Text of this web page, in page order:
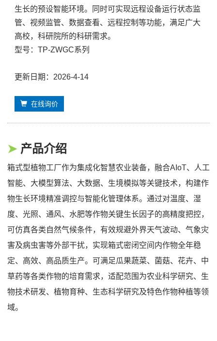
生长的预设智能环境。同时可实现远程设备运行状态监
管、视频监管、数据查看、远程控制等功能，满足广大
高校，科研院所的科研需求。
型号：TP-ZWGC系列
更新日期：2026-4-14
在线询价
➤ 产品介绍
箱式型植物工厂作为集成化智慧农业装备，融合AIoT、人工
智能、大模型算法、大数据、生境模拟等关键技术，构建作
物生长环境精准调控与智能化管理体系。通过对温度、湿
度、光照、通风、水肥等作物关键生长因子的高精度把控，
可仿真各类自然气候条件，有效规避外界天气波动、气象灾
害及病虫害等外部干扰，实现箱式密闭空间内作物全年稳
定、高效、高品质生产。可满足瓜果蔬菜、菌菇、花卉、中
草药等各类作物的培育需求，适配范围为农业科学研究、生
物技术研发、植物育种、生态科学研究及特色作物种植等领
域。